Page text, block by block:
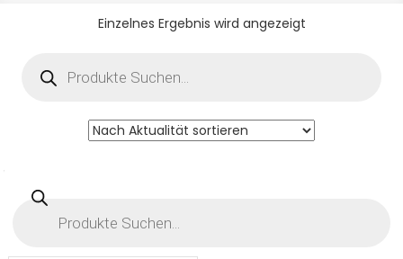
Einzelnes Ergebnis wird angezeigt
search
Einzelnes Ergebnis wird angezeigt
Products